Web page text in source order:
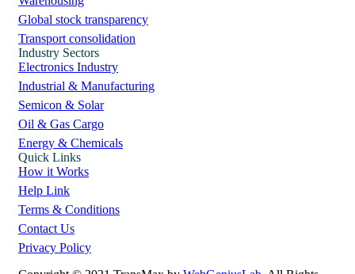
Global stock transparency
Transport consolidation
Industry Sectors
Electronics Industry
Industrial & Manufacturing
Semicon & Solar
Oil & Gas Cargo
Energy & Chemicals
Quick Links
How it Works
Help Link
Terms & Conditions
Contact Us
Privacy Policy